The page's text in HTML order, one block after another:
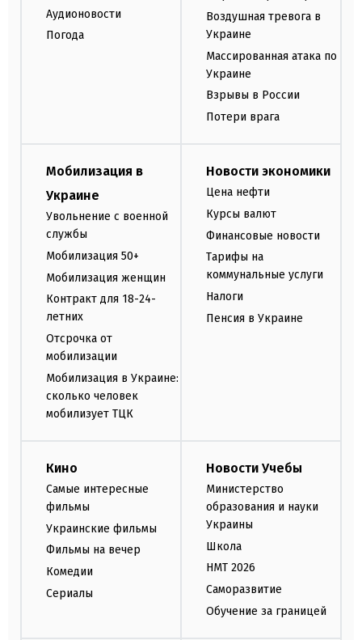
Аудионовости
Погода
Воздушная тревога в
Украине
Массированная атака по
Украине
Взрывы в России
Потери врага
Мобилизация в
Украине
Увольнение с военной
службы
Мобилизация 50+
Мобилизация женщин
Контракт для 18-24-
летних
Отсрочка от
мобилизации
Мобилизация в Украине:
сколько человек
мобилизует ТЦК
Новости экономики
Цена нефти
Курсы валют
Финансовые новости
Тарифы на
коммунальные услуги
Налоги
Пенсия в Украине
Кино
Самые интересные
фильмы
Украинские фильмы
Фильмы на вечер
Комедии
Сериалы
Новости Учебы
Министерство
образования и науки
Украины
Школа
НМТ 2026
Саморазвитие
Обучение за границей